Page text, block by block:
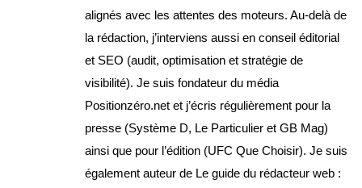
alignés avec les attentes des moteurs. Au-delà de
la rédaction, j’interviens aussi en conseil éditorial
et SEO (audit, optimisation et stratégie de
visibilité). Je suis fondateur du média
Positionzéro.net et j’écris régulièrement pour la
presse (Système D, Le Particulier et GB Mag)
ainsi que pour l’édition (UFC Que Choisir). Je suis
également auteur de Le guide du rédacteur web :